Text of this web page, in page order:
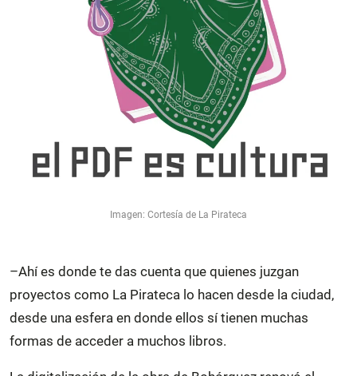
Imagen: Cortesía de La Pirateca
–Ahí es donde te das cuenta que quienes juzgan
proyectos como La Pirateca lo hacen desde la ciudad,
desde una esfera en donde ellos sí tienen muchas
formas de acceder a muchos libros.